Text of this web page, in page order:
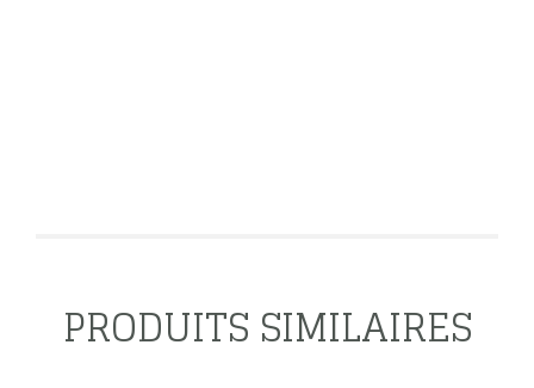
PRODUITS SIMILAIRES